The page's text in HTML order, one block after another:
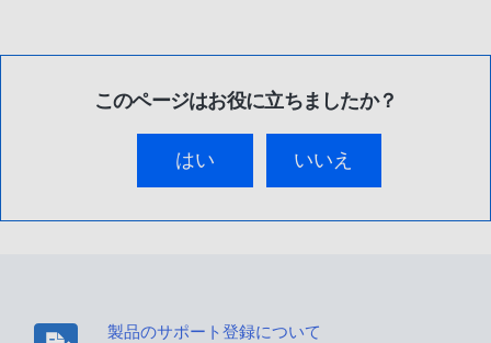
このページはお役に立ちましたか？
はい いいえ
製品のサポート登録について